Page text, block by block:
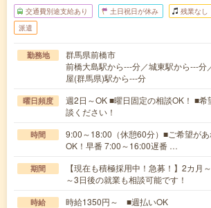
交通費別途支給あり 土日祝日が休み 残業なし
派遣
勤務地
群馬県前橋市
前橋大島駅から---分／城東駅から---分
屋(群馬県)駅から---分
曜日頻度
週2日～OK ■曜日固定の相談OK！ ■希
談ください！
時間
9:00～18:00（休憩60分）■ご希望が
OK！早番 7:00～16:00遅番 …
期間
【現在も積極採用中！急募！】2カ
～3日後の就業も相談可能です！
時給 時給1350円～ ■週払いOK